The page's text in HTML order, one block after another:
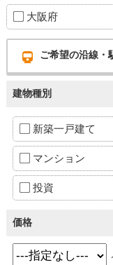
大阪府
ご希望の沿線・
建物種別
新築一戸建て
マンション
投資
価格